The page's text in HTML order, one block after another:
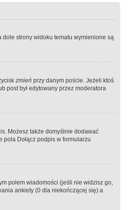
dole strony widoku tematu wymienione są
zmień przy danym poście. Jeżeli ktoś
post był edytowany przez moderatora
Możesz także domyślnie dodawać
Dołącz podpis w formularzu
polem wiadomości (jeśli nie widzisz go,
ankiety (0 dla niekończącej się) a